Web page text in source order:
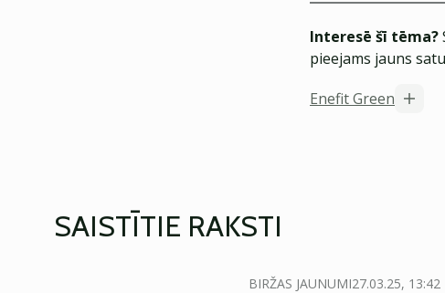
Interesē šī tēma?
pieejams jauns
Enefit Green
SAISTĪTIE RAKSTI
BIRŽAS JAUNUMI27.03.25, 13:42